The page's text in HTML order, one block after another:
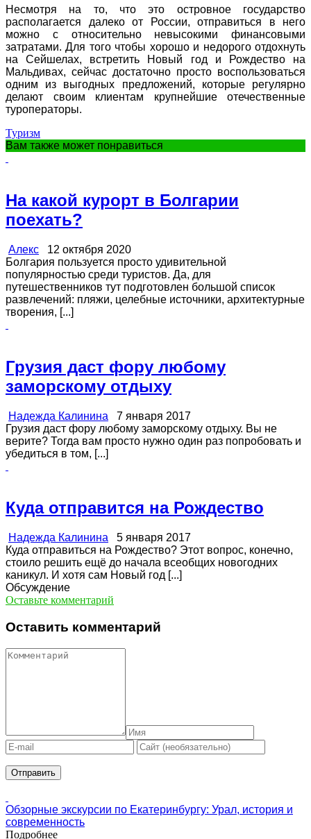
Несмотря на то, что это островное государство
располагается далеко от России, отправиться в него
можно с относительно невысокими финансовыми
затратами. Для того чтобы хорошо и недорого отдохнуть
на Сейшелах, встретить Новый год и Рождество на
Мальдивах, сейчас достаточно просто воспользоваться
одним из выгодных предложений, которые регулярно
делают своим клиентам крупнейшие отечественные
туроператоры.
Туризм
Вам также может понравиться
На какой курорт в Болгарии
поехать?
Алекс 12 октября 2020
Болгария пользуется просто удивительной
популярностью среди туристов. Да, для
путешественников тут подготовлен большой список
развлечений: пляжи, целебные источники, архитектурные
творения, [...]
Грузия даст фору любому
заморскому отдыху
Надежда Калинина 7 января 2017
Грузия даст фору любому заморскому отдыху. Вы не
верите? Тогда вам просто нужно один раз попробовать и
убедиться в том, [...]
Куда отправится на Рождество
Надежда Калинина 5 января 2017
Куда отправиться на Рождество? Этот вопрос, конечно,
стоило решить ещё до начала всеобщих новогодних
каникул. И хотя сам Новый год [...]
Обсуждение
Оставьте комментарий
Оставить комментарий
Обзорные экскурсии по Екатеринбургу: Урал, история и
современность
Подробнее